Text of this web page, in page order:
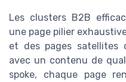
Les clusters B2B
une page pilier
et des pages satellites
avec un contenu de
spoke, chaque page